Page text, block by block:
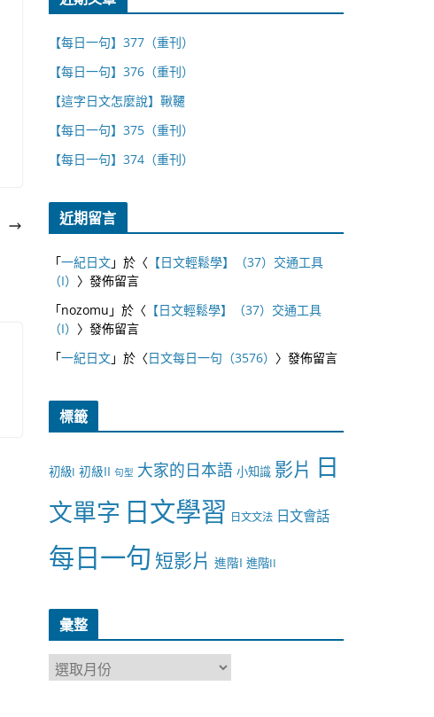
【每日一句】377（重刊）
【每日一句】376（重刊）
【這字日文怎麼說】鞦韆
【每日一句】375（重刊）
【每日一句】374（重刊）
近期留言
「一紀日文」於〈 【日文輕鬆學】（37）交通工具
（I） 〉發佈留言
「nozomu 」於〈 【日文輕鬆學】（37）交通工具
（I） 〉發佈留言
「一紀日文」於〈日文每日一句（3576） 〉發佈留言
標籤
初級I 初級II 句型 大家的日本語 小知識 影片 日
文單字 日文學習 日文文法 日文會話
每日一句 短影片 進階I 進階II
彙整
彙
整